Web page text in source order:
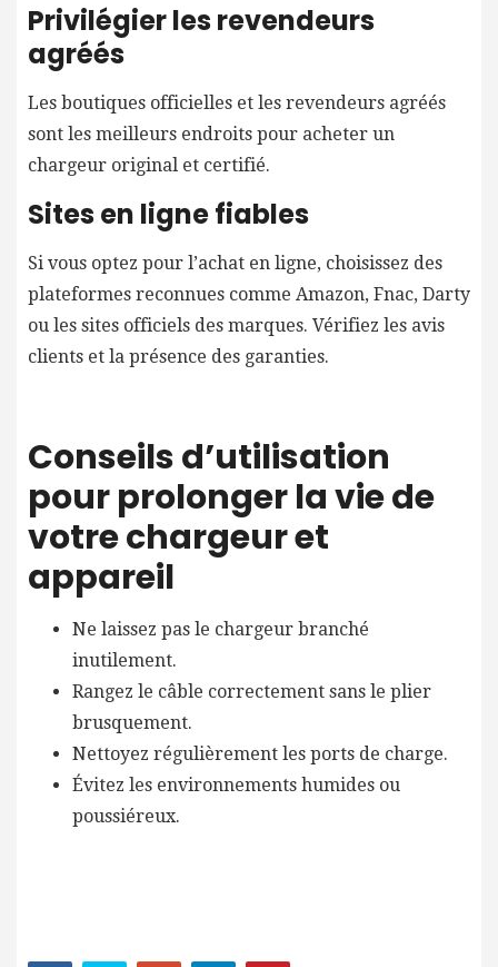
Privilégier les revendeurs
agréés
Les boutiques officielles et les revendeurs agréés
sont les meilleurs endroits pour acheter un
chargeur original et certifié.
Sites en ligne fiables
Si vous optez pour l’achat en ligne, choisissez des
plateformes reconnues comme Amazon, Fnac, Darty
ou les sites officiels des marques. Vérifiez les avis
clients et la présence des garanties.
Conseils d’utilisation
pour prolonger la vie de
votre chargeur et
appareil
Ne laissez pas le chargeur branché
inutilement.
Rangez le câble correctement sans le plier
brusquement.
Nettoyez régulièrement les ports de charge.
Évitez les environnements humides ou
poussiéreux.